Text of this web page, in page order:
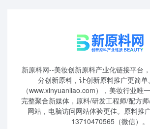
新原料网--美妆创新原料产业化链接平台
分创新原料，让创新原料推广更简单
（www.xinyuanliao.com），美妆行业唯
完整聚合新媒体，原料/研发工程师/配方
网站，电脑访问网站体验更佳。原料推
13710470565（微信）。